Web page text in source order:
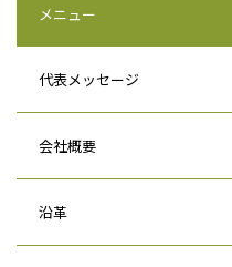
メニュー
代表メッセージ
会社概要
沿革